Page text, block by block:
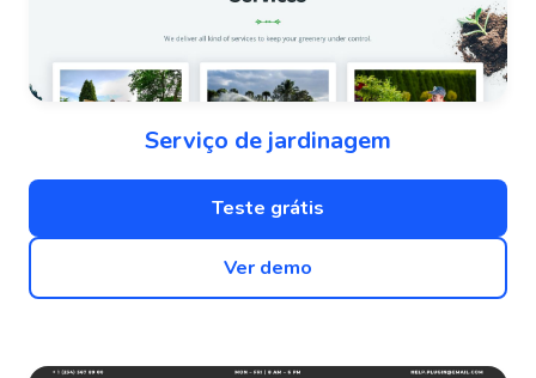
Serviço de jardinagem
Teste grátis
Ver demo